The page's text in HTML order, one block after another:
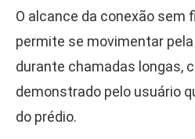
O alcance da conexão sem
permite se movimentar
durante chamadas longas,
demonstrado pelo usuário
do prédio.